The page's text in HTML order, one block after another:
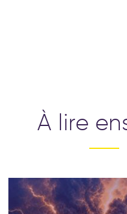
À lire